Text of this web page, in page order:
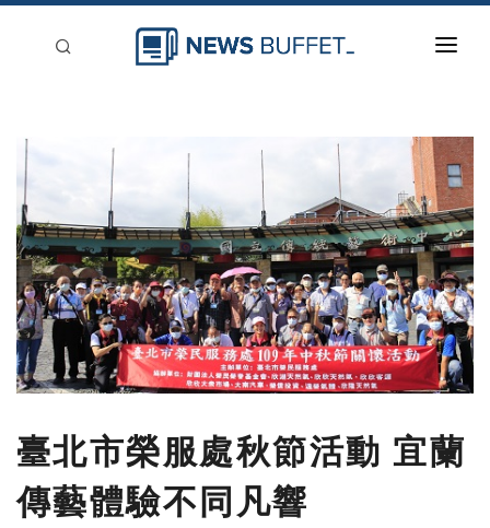
新聞稿分類
刊登
臺北市榮服處秋節活動 宜蘭
傳藝體驗不同凡響